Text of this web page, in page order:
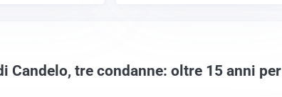
Candelo, tre condanne: oltre 15 anni per